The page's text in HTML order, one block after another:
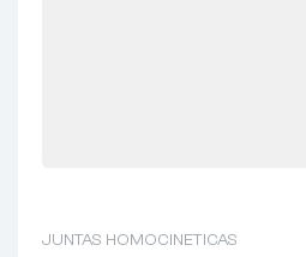
JUNTAS HOMOCINETICAS